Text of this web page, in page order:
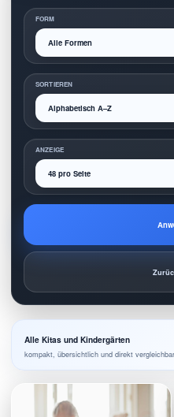
FORM
SORTIEREN
ANZEIGE
Alle Kitas und Kindergärten
kompakt, übersichtlich und direkt vergleichbar